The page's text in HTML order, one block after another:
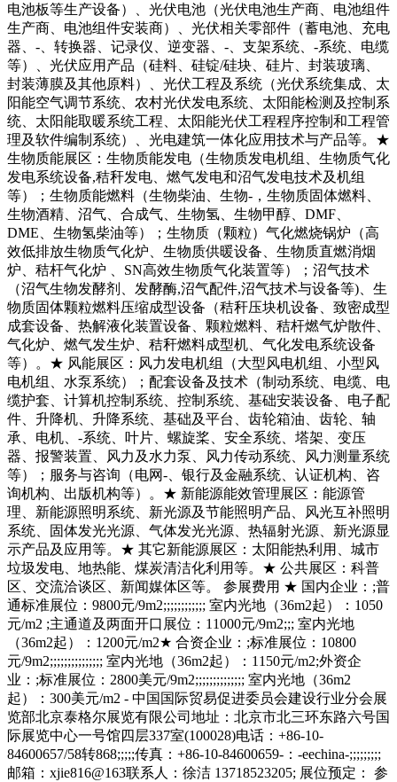
电池板等生产设备）、光伏电池（光伏电池生产商、电池组件
生产商、电池组件安装商）、光伏相关零部件（蓄电池、充电
器、-、转换器、记录仪、逆变器、-、支架系统、-系统、电缆
等）、光伏应用产品（硅料、硅锭/硅块、硅片、封装玻璃、
封装薄膜及其他原料）、光伏工程及系统（光伏系统集成、太
阳能空气调节系统、农村光伏发电系统、太阳能检测及控制系
统、太阳能取暖系统工程、太阳能光伏工程程序控制和工程管
理及软件编制系统）、光电建筑一体化应用技术与产品等。★
生物质能展区：生物质能发电（生物质发电机组、生物质气化
发电系统设备,秸秆发电、燃气发电和沼气发电技术及机组
等）；生物质能燃料（生物柴油、生物-，生物质固体燃料、
生物酒精、沼气、合成气、生物氢、生物甲醇、DMF、
DME、生物氢柴油等）；生物质（颗粒）气化燃烧锅炉（高
效低排放生物质气化炉、生物质供暖设备、生物质直燃消烟
炉、秸杆气化炉 、SN高效生物质气化装置等）；沼气技术
（沼气生物发酵剂、发酵酶,沼气配件,沼气技术与设备等)、生
物质固体颗粒燃料压缩成型设备（秸秆压块机设备、致密成型
成套设备、热解液化装置设备、颗粒燃料、秸杆燃气炉散件、
气化炉、燃气发生炉、秸秆燃料成型机、气化发电系统设备
等）。★ 风能展区：风力发电机组（大型风电机组、小型风
电机组、水泵系统）；配套设备及技术（制动系统、电缆、电
缆护套、计算机控制系统、控制系统、基础安装设备、电子配
件、升降机、升降系统、基础及平台、齿轮箱油、齿轮、轴
承、电机、-系统、叶片、螺旋桨、安全系统、塔架、变压
器、报警装置、风力及水力泵、风力传动系统、风力测量系统
等）；服务与咨询（电网-、银行及金融系统、认证机构、咨
询机构、出版机构等）。★ 新能源能效管理展区：能源管
理、新能源照明系统、新光源及节能照明产品、风光互补照明
系统、固体发光光源、气体发光光源、热辐射光源、新光源显
示产品及应用等。★ 其它新能源展区：太阳能热利用、城市
垃圾发电、地热能、煤炭清洁化利用等。★ 公共展区：科普
区、交流洽谈区、新闻媒体区等。 参展费用 ★ 国内企业：;普
通标准展位：9800元/9m2;;;;;;;;;;;; 室内光地（36m2起）：1050
元/m2 ;主通道及两面开口展位：11000元/9m2;;; 室内光地
（36m2起）：1200元/m2★ 合资企业：;标准展位：10800
元/9m2;;;;;;;;;;;;;;; 室内光地（36m2起）：1150元/m2;外资企
业：;标准展位：2800美元/9m2;;;;;;;;;;;;;; 室内光地（36m2
起）：300美元/m2 - 中国国际贸易促进委员会建设行业分会展
览部北京泰格尔展览有限公司地址：北京市北三环东路六号国
际展览中心一号馆四层337室(100028)电话：+86-10-
84600657/58转868;;;;;传真：+86-10-84600659-：-eechina-;;;;;;;;;
邮箱：xjie816@163联系人：徐洁 13718523205; 展位预定： 参